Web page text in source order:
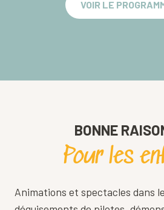
VOIR LE
BONNE
Pour les
Animations et spectacles dans